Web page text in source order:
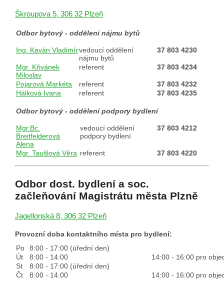
Škroupova 5, 306 32 Plzeň
Odbor bytový - oddělení nájmu bytů
Ing. Kaván Vladimírvedoucí oddělení
nájmu bytů
37 803 4230
Mgr. Křivánek
Miloslav
referent 37 803 4234
Pojarová Markéta referent
37 803 4232
Hálková Ivana
referent 37 803 4235
Odbor bytový - oddělení podpory bydlení
Mgr.Bc.
Breitfelderová
Alena
vedoucí oddělení
podpory bydlení
37 803 4212
Mgr. Taušlová Věra referent 37 803 4220
Odbor dost. bydlení a soc.
začleňování Magistrátu města Plzně
Jagellonská 8, 306 32 Plzeň
Provozní doba kontaktního místa pro bydlení:
Po
8:00 - 17:00 (úřední den)
Út
8:00 - 14:00
14:00 - 16:00 pro
St
8:00 - 17:00 (úřední den)
Čt
8:00 - 14:00 14:00 - 16:00 pro